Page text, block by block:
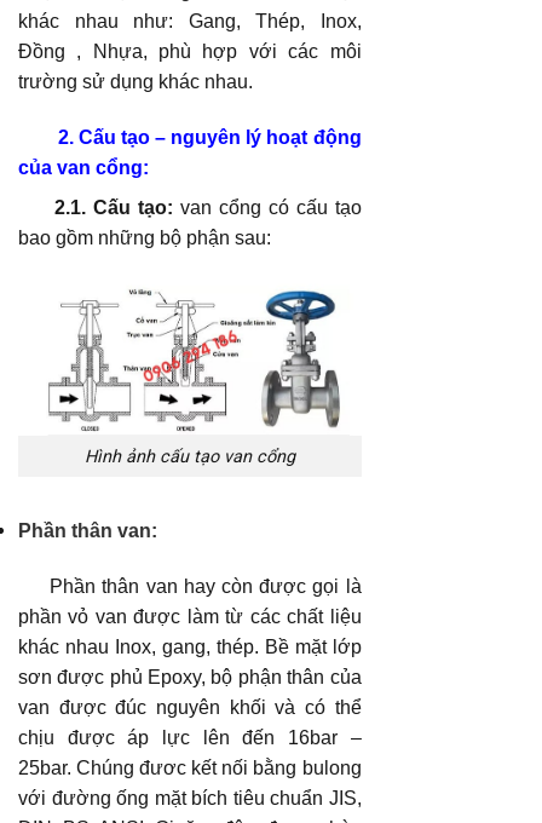
khác nhau như: Gang, Thép, Inox,
Đồng , Nhựa, phù hợp với các môi
trường sử dụng khác nhau.
2. Cấu tạo – nguyên lý hoạt động
của van cổng:
2.1. Cấu tạo: van cổng có cấu tạo
bao gồm những bộ phận sau:
Hình ảnh cấu tạo van cổng
Phần thân van:
Phần thân van hay còn được gọi là
phần vỏ van được làm từ các chất liệu
khác nhau Inox, gang, thép. Bề mặt lớp
sơn được phủ Epoxy, bộ phận thân của
van được đúc nguyên khối và có thể
chịu được áp lực lên đến 16bar –
25bar. Chúng đươc kết nối bằng bulong
với đường ống mặt bích tiêu chuẩn JIS,